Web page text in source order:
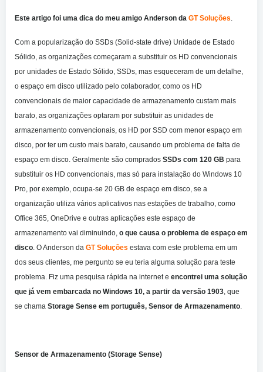
Este artigo foi uma dica do meu amigo Anderson da GT Soluções.
Com a popularização do SSDs (Solid-state drive) Unidade de Estado
Sólido, as organizações começaram a substituir os HD convencionais
por unidades de Estado Sólido, SSDs, mas esqueceram de um detalhe,
o espaço em disco utilizado pelo colaborador, como os HD
convencionais de maior capacidade de armazenamento custam mais
barato, as organizações optaram por substituir as unidades de
armazenamento convencionais, os HD por SSD com menor espaço em
disco, por ter um custo mais barato, causando um problema de falta de
espaço em disco. Geralmente são comprados SSDs com 120 GB para
substituir os HD convencionais, mas só para instalação do Windows 10
Pro, por exemplo, ocupa-se 20 GB de espaço em disco, se a
organização utiliza vários aplicativos nas estações de trabalho, como
Office 365, OneDrive e outras aplicações este espaço de
armazenamento vai diminuindo, o que causa o problema de espaço em
disco. O Anderson da GT Soluções estava com este problema em um
dos seus clientes, me pergunto se eu teria alguma solução para teste
problema. Fiz uma pesquisa rápida na internet e encontrei uma solução
que já vem embarcada no Windows 10, a partir da versão 1903, que
se chama Storage Sense em português, Sensor de Armazenamento.
Sensor de Armazenamento (Storage Sense)